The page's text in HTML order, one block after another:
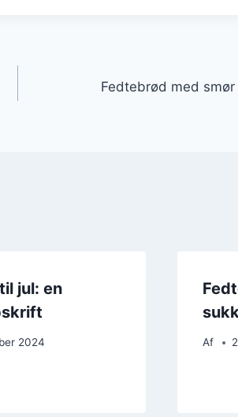
Fedtebrød med
jul: en
2024 Af